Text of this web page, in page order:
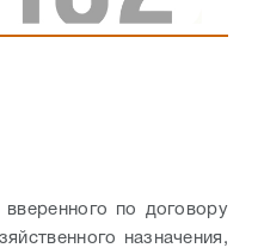
по договору
назначения,